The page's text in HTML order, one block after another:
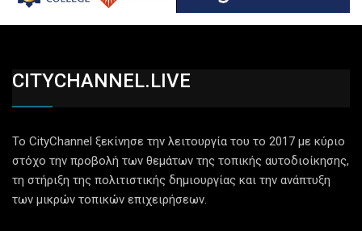
CITYCHANNEL.LIVE
Το CityChannel ξεκίνησε την λειτουργία του το 2017 με κύριο
στόχο την προβολή των θεμάτων της τοπικής αυτοδιοίκησης,
τη στήριξη της πολιτιστικής δημιουργίας και την ανάπτυξη
των μικρών τοπικών επιχειρήσεων.